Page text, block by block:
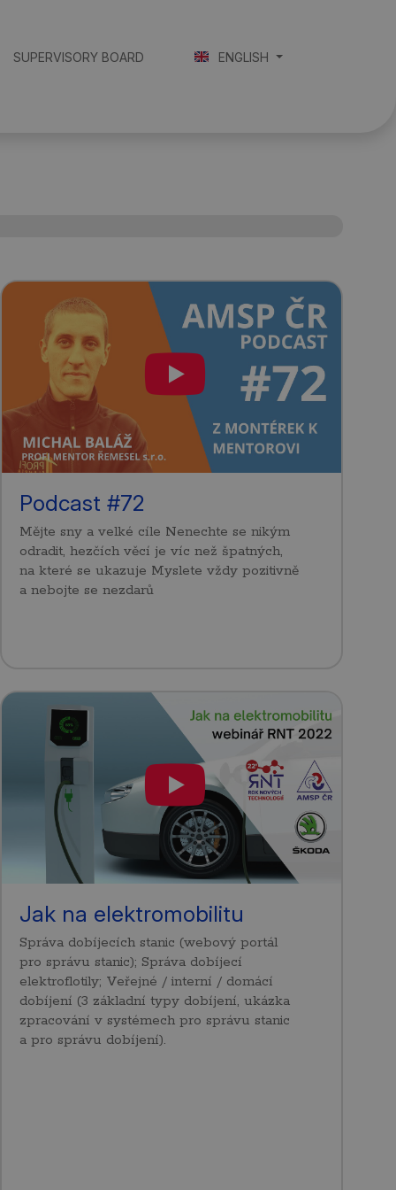
SUPERVISORY BOARD ENGLISH
Podcast #72
Mějte sny a velké cíle Nenechte se nikým
odradit, hezčích věcí je víc než špatných,
na které se ukazuje Myslete vždy pozitivně
a nebojte se nezdarů
Jak na elektromobilitu
Správa dobíjecích stanic (webový portál
pro správu stanic); Správa dobíjecí
elektroflotily; Veřejné / interní / domácí
dobíjení (3 základní typy dobíjení, ukázka
zpracování v systémech pro správu stanic
a pro správu dobíjení).